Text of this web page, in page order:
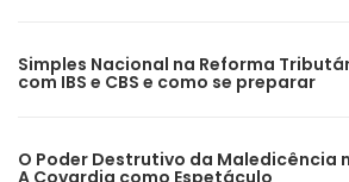
Simples Nacional na Reforma
com IBS e CBS e como se preparar
O Poder Destrutivo da Maledicência
A Covardia como Espetáculo